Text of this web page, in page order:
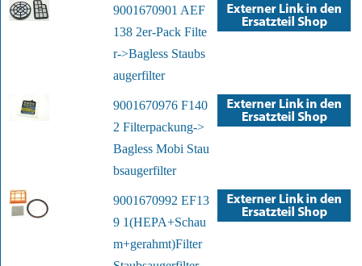
9001670901 AEF
138 2er-Pack Filte
r->Bagless Staubs
augerfilter
9001670976 F140
2 Filterpackung->
Bagless Mobi Stau
bsaugerfilter
9001670992 EF13
9 1(HEPA+Schau
m+gerahmt)Filter